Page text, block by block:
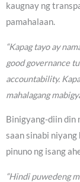
kaugnay ng
pamahalaan.
“Kapag tayo ay
good governance
accountability.
mahalagang
Binigyang-diin din
saan sinabi
pinuno ng isang
“Hindi puwedeng